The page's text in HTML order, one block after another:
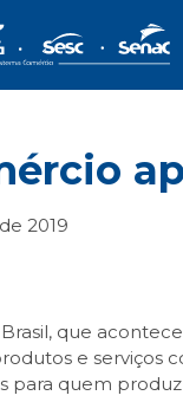
2019
que
e serviços
para quem